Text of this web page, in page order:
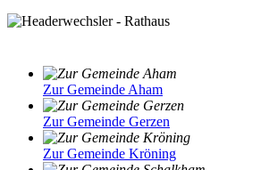
Zur Gemeinde Aham
Zur Gemeinde Gerzen
Zur Gemeinde Kröning